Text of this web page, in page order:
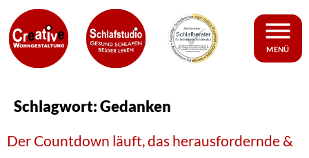
MENÜ
Schlagwort:Gedanken
Der Countdown läuft, das herausfordernde &